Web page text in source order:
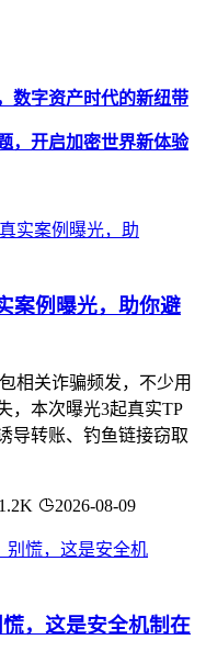
数字资产时代的新纽带
，开启加密世界新体验
案例曝光，助你避
相关诈骗频发，不少用
，本次曝光3起真实TP
导转账、钓鱼链接窃取
2026-08-09
，这是安全机制在